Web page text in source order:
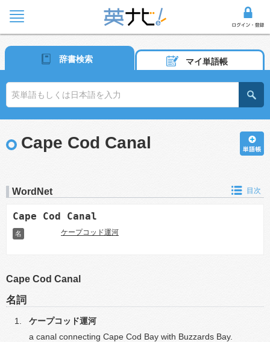
辞書検索 マイ単語帳
Cape Cod Canal
WordNet 目次
Cape Cod Canal
名 ケープコッド運河
Cape Cod Canal
名詞
ケープコッド運河
a canal connecting Cape Cod Bay with Buzzards Bay.